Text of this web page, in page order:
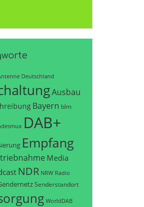
Deutschland
Ausbau
Bayern blm
DAB+
Empfang
Media
NDR NRW Radio
Senderstandort
WorldDAB